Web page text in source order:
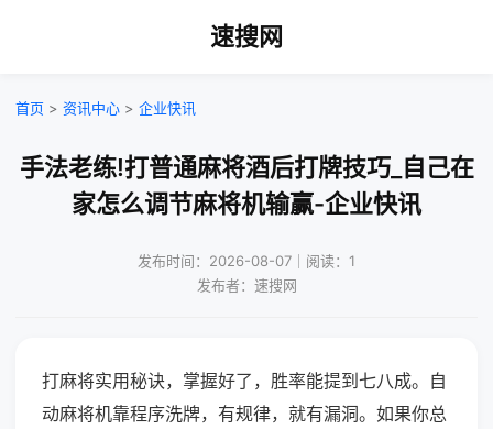
速搜网
首页 > 资讯中心 > 企业快讯
手法老练!打普通麻将酒后打牌技巧_自己在
家怎么调节麻将机输赢-企业快讯
发布时间：2026-08-07｜阅读：1
发布者：速搜网
打麻将实用秘诀，掌握好了，胜率能提到七八成。自
动麻将机靠程序洗牌，有规律，就有漏洞。如果你总